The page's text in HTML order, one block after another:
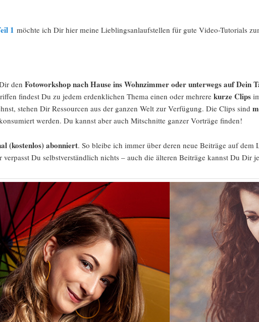
1 möchte ich Dir hier meine Lieblingsanlaufstellen für gute Video-Tutorials
denFotoworkshop nach Hause ins Wohnzimmer oder unterwegs auf Dein
findest Du zu jedem erdenklichen Thema einen oder mehrerekurze Clips
stehen Dir Ressourcen aus der ganzen Welt zur Verfügung. Die Clips sind
werden. Du kannst aber auch Mitschnitte ganzer Vorträge finden!
(kostenlos) abonniert. So bleibe ich immer über deren neue Beiträge auf
Du selbstverständlich nichts – auch die älteren Beiträge kannst Du Dir